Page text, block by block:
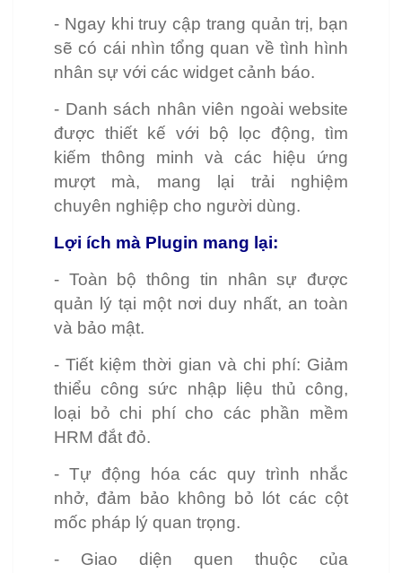
- Ngay khi truy cập trang quản trị, bạn
sẽ có cái nhìn tổng quan về tình hình
nhân sự với các widget cảnh báo.
- Danh sách nhân viên ngoài website
được thiết kế với bộ lọc động, tìm
kiếm thông minh và các hiệu ứng
mượt mà, mang lại trải nghiệm
chuyên nghiệp cho người dùng.
Lợi ích mà Plugin mang lại:
- Toàn bộ thông tin nhân sự được
quản lý tại một nơi duy nhất, an toàn
và bảo mật.
- Tiết kiệm thời gian và chi phí: Giảm
thiểu công sức nhập liệu thủ công,
loại bỏ chi phí cho các phần mềm
HRM đắt đỏ.
- Tự động hóa các quy trình nhắc
nhở, đảm bảo không bỏ lót các cột
mốc pháp lý quan trọng.
- Giao diện quen thuộc của